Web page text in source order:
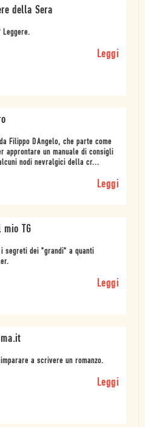
della Sera
Leggi
Filippo DAngelo, che parte come
approntare un manuale di consigli
nodi nevralgici della cr...
Leggi
mio TG
segreti dei "grandi" a quanti
Leggi
a scrivere un romanzo.
Leggi